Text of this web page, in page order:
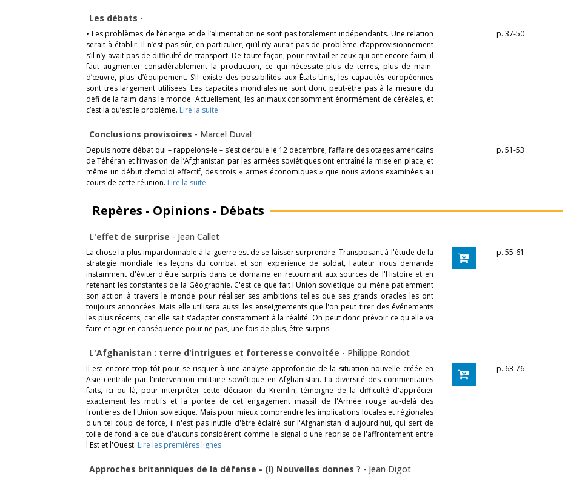
Les débats -
• Les problèmes de l’énergie et de l’alimentation ne sont pas totalement indépendants. Une relation
serait à établir. Il n’est pas sûr, en particulier, qu’il n’y aurait pas de problème d’approvisionnement
s’il n’y avait pas de difficulté de transport. De toute façon, pour ravitailler ceux qui ont encore faim, il
faut augmenter considérablement la production, ce qui nécessite plus de terres, plus de main-
d’œuvre, plus d’équipement. S’il existe des possibilités aux États-Unis, les capacités européennes
sont très largement utilisées. Les capacités mondiales ne sont donc peut-être pas à la mesure du
défi de la faim dans le monde. Actuellement, les animaux consomment énormément de céréales, et
c’est là qu’est le problème. Lire la suite
p. 37-50
Conclusions provisoires - Marcel Duval
Depuis notre débat qui – rappelons-le – s’est déroulé le 12 décembre, l’affaire des otages américains
de Téhéran et l’invasion de l’Afghanistan par les armées soviétiques ont entraîné la mise en place, et
même un début d’emploi effectif, des trois « armes économiques » que nous avions examinées au
cours de cette réunion. Lire la suite
p. 51-53
Repères - Opinions - Débats
L'effet de surprise - Jean Callet
La chose la plus impardonnable à la guerre est de se laisser surprendre. Transposant à l'étude de la
stratégie mondiale les leçons du combat et son expérience de soldat, l'auteur nous demande
instamment d'éviter d'être surpris dans ce domaine en retournant aux sources de l'Histoire et en
retenant les constantes de la Géographie. C'est ce que fait l'Union soviétique qui mène patiemment
son action à travers le monde pour réaliser ses ambitions telles que ses grands oracles les ont
toujours annoncées. Mais elle utilisera aussi les enseignements que l'on peut tirer des événements
les plus récents, car elle sait s'adapter constamment à la réalité. On peut donc prévoir ce qu'elle va
faire et agir en conséquence pour ne pas, une fois de plus, être surpris.
p. 55-61
L'Afghanistan : terre d'intrigues et forteresse convoitée - Philippe Rondot
Il est encore trop tôt pour se risquer à une analyse approfondie de la situation nouvelle créée en
Asie centrale par l'intervention militaire soviétique en Afghanistan. La diversité des commentaires
faits, ici ou là, pour interpréter cette décision du Kremlin, témoigne de la difficulté d'apprécier
exactement les motifs et la portée de cet engagement massif de l'Armée rouge au-delà des
frontières de l'Union soviétique. Mais pour mieux comprendre les implications locales et régionales
d'un tel coup de force, il n'est pas inutile d'être éclairé sur l'Afghanistan d'aujourd'hui, qui sert de
toile de fond à ce que d'aucuns considèrent comme le signal d'une reprise de l'affrontement entre
l'Est et l'Ouest. Lire les premières lignes
p. 63-76
Approches britanniques de la défense - (I) Nouvelles donnes ? - Jean Digot